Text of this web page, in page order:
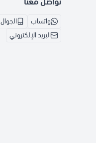
واتساب
الجوال
البريد الإلكتروني